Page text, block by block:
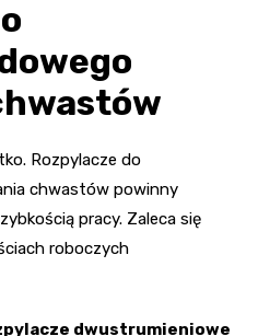
Rozpylacze do
chwastów powinny
pracy. Zaleca się
roboczych
dwustrumieniowe